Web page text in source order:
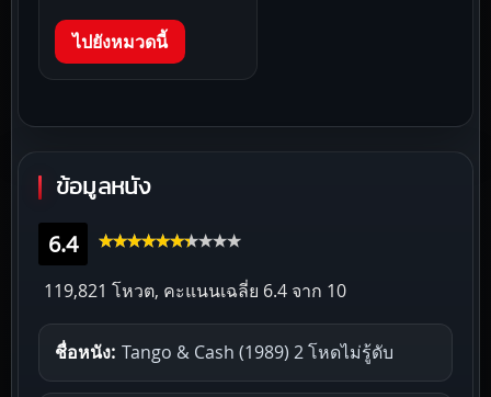
ไปยังหมวดนี้
ข้อมูลหนัง
6.4
119,821 โหวต, คะแนนเฉลี่ย 6.4 จาก 10
ชื่อหนัง: Tango & Cash (1989) 2 โหดไม่รู้ดับ